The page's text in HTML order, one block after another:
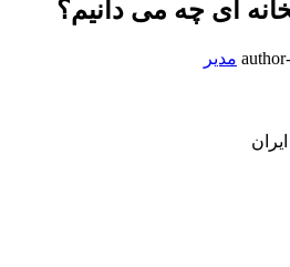
ای چه می دانیم؟
مدیر